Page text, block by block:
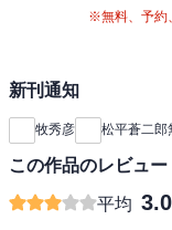
※無料、予約
新刊通知
牧秀彦 松平蒼二郎
この作品のレビュー
平均 3.0